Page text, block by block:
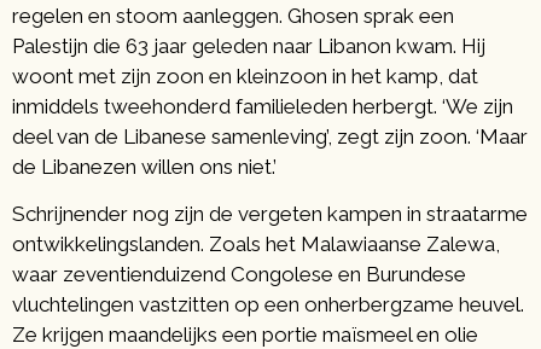
regelen en stoom aanleggen. Ghosen sprak een
Palestijn die 63 jaar geleden naar Libanon kwam. Hij
woont met zijn zoon en kleinzoon in het kamp, dat
inmiddels tweehonderd familieleden herbergt. ‘We zijn
deel van de Libanese samenleving’, zegt zijn zoon. ‘Maar
de Libanezen willen ons niet.’
Schrijnender nog zijn de vergeten kampen in straatarme
ontwikkelingslanden. Zoals het Malawiaanse Zalewa,
waar zeventienduizend Congolese en Burundese
vluchtelingen vastzitten op een onherbergzame heuvel.
Ze krijgen maandelijks een portie maïsmeel en olie